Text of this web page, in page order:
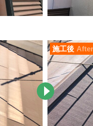
施工後 After